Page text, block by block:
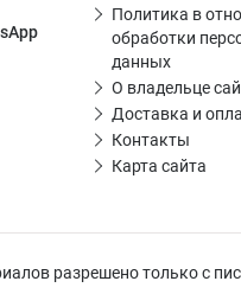
Политика в
обработки
данных
О владельце
Доставка и
Контакты
Карта сайта
разрешено только с